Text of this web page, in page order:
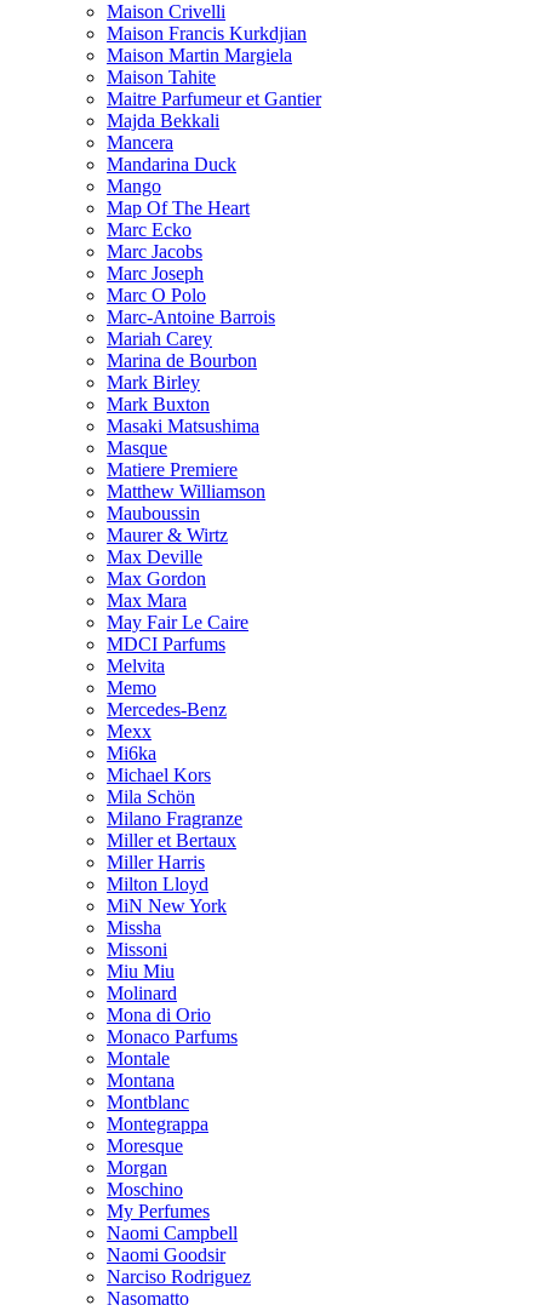
Maison Crivelli
Maison Francis Kurkdjian
Maison Martin Margiela
Maison Tahite
Maitre Parfumeur et Gantier
Majda Bekkali
Mancera
Mandarina Duck
Mango
Map Of The Heart
Marc Ecko
Marc Jacobs
Marc Joseph
Marc O Polo
Marc-Antoine Barrois
Mariah Carey
Marina de Bourbon
Mark Birley
Mark Buxton
Masaki Matsushima
Masque
Matiere Premiere
Matthew Williamson
Mauboussin
Maurer & Wirtz
Max Deville
Max Gordon
Max Mara
May Fair Le Caire
MDCI Parfums
Melvita
Memo
Mercedes-Benz
Mexx
Mi6ka
Michael Kors
Mila Schön
Milano Fragranze
Miller et Bertaux
Miller Harris
Milton Lloyd
MiN New York
Missha
Missoni
Miu Miu
Molinard
Mona di Orio
Monaco Parfums
Montale
Montana
Montblanc
Montegrappa
Moresque
Morgan
Moschino
My Perfumes
Naomi Campbell
Naomi Goodsir
Narciso Rodriguez
Nasomatto